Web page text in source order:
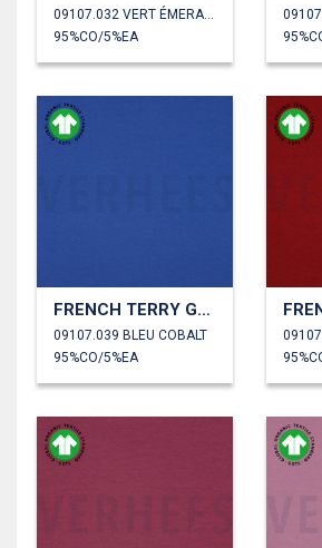
95%CO/5%EA
FRENCH TERRY GOTS
09107.039 BLEU COBALT
95%CO/5%EA